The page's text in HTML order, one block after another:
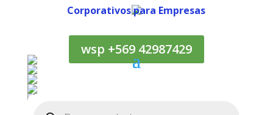
Corporativos para Empresas
wsp +569 42987429